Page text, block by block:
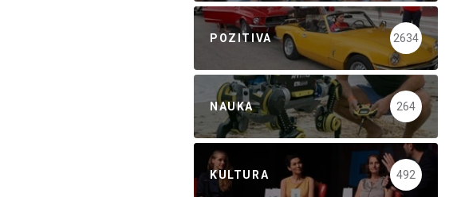
POZITIVA 2634
NAUKA 264
KULTURA 492